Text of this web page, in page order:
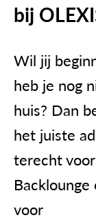
bij
Wil jij
heb je nog
huis? Dan
het juiste
terecht voor
Backlounge
voor